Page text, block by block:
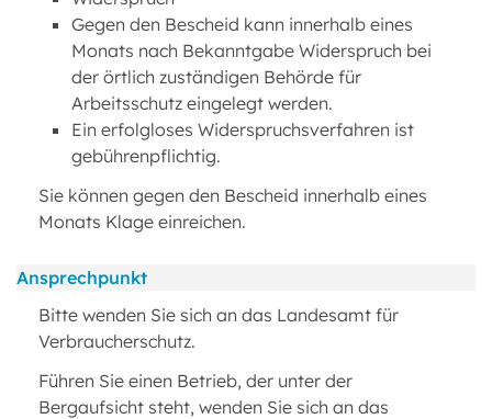
Gegen den Bescheid kann innerhalb eines
Monats nach Bekanntgabe Widerspruch bei
der örtlich zuständigen Behörde für
Arbeitsschutz eingelegt werden.
Ein erfolgloses Widerspruchsverfahren ist
gebührenpflichtig.
Sie können gegen den Bescheid innerhalb eines
Monats Klage einreichen.
Ansprechpunkt
Bitte wenden Sie sich an das Landesamt für
Verbraucherschutz.
Führen Sie einen Betrieb, der unter der
Bergaufsicht steht, wenden Sie sich an das